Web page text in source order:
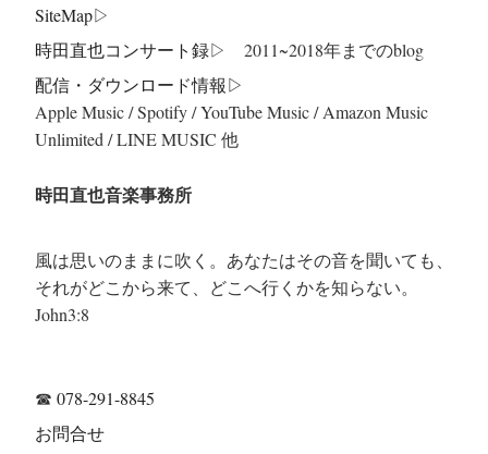
SiteMap▷
時田直也コンサート録▷ 2011~2018年までのblog
配信・ダウンロード情報▷
Apple Music / Spotify / YouTube Music / Amazon Music
Unlimited / LINE MUSIC 他
時田直也音楽事務所
風は思いのままに吹く。あなたはその音を聞いても、
それがどこから来て、どこへ行くかを知らない。
John3:8
☎ 078-291-8845
お問合せ